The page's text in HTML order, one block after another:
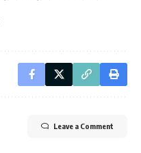
Leave a Comment